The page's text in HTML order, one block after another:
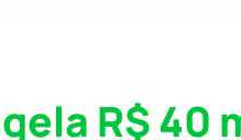
R$ 40